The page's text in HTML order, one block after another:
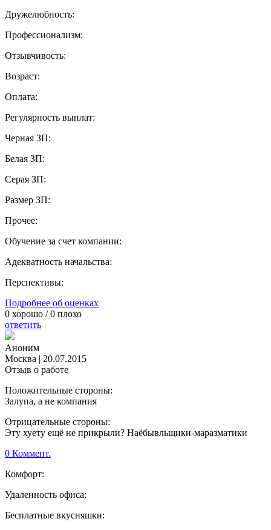
Дружелюбность:
Профессионализм:
Отзывчивость:
Возраст:
Оплата:
Регулярность выплат:
Черная ЗП:
Белая ЗП:
Серая ЗП:
Размер ЗП:
Прочее:
Обучение за счет компании:
Адекватность начальства:
Перспективы:
Подробнее об оценках
0 хорошо /0 плохо
ответить
Аноним
Москва | 20.07.2015
Отзыв о работе
Положительные стороны:
Залупа, а не компания
Отрицательные стороны:
Эту хуету ещё не прикрыли? Наёбывльщики-маразматики
0 Коммент.
Комфорт:
Удаленность офиса:
Бесплатные вкусняшки: